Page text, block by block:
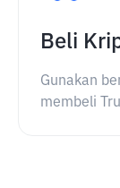
Beli
Gunakan
membeli